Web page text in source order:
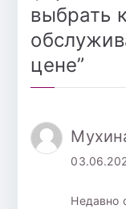
выбрать
цене”
Недавно